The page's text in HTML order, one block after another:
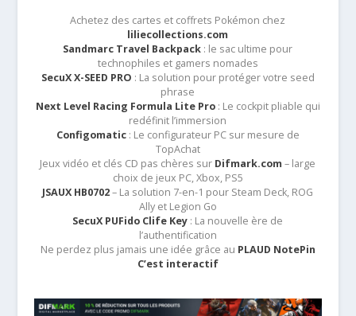
Achetez des cartes et coffrets Pokémon chez
liliecollections.com
Sandmarc Travel Backpack : le sac ultime pour
technophiles et gamers nomades
SecuX X-SEED PRO : La solution pour protéger votre seed
phrase
Next Level Racing Formula Lite Pro: Le cockpit pliable qui
redéfinit l’immersion
Configomatic: Le configurateur PC sur mesure de
TopAchat
Jeux vidéo et clés CD pas chères sur Difmark.com – large
choix de jeux PC, Xbox, PS5
JSAUX HB0702– La solution 7-en-1 pour Steam Deck, ROG
Ally et Legion Go
SecuX PUFido Clife Key : La nouvelle ère de
l’authentification
Ne perdez plus jamais une idée grâce au PLAUD NotePin
C’est interactif